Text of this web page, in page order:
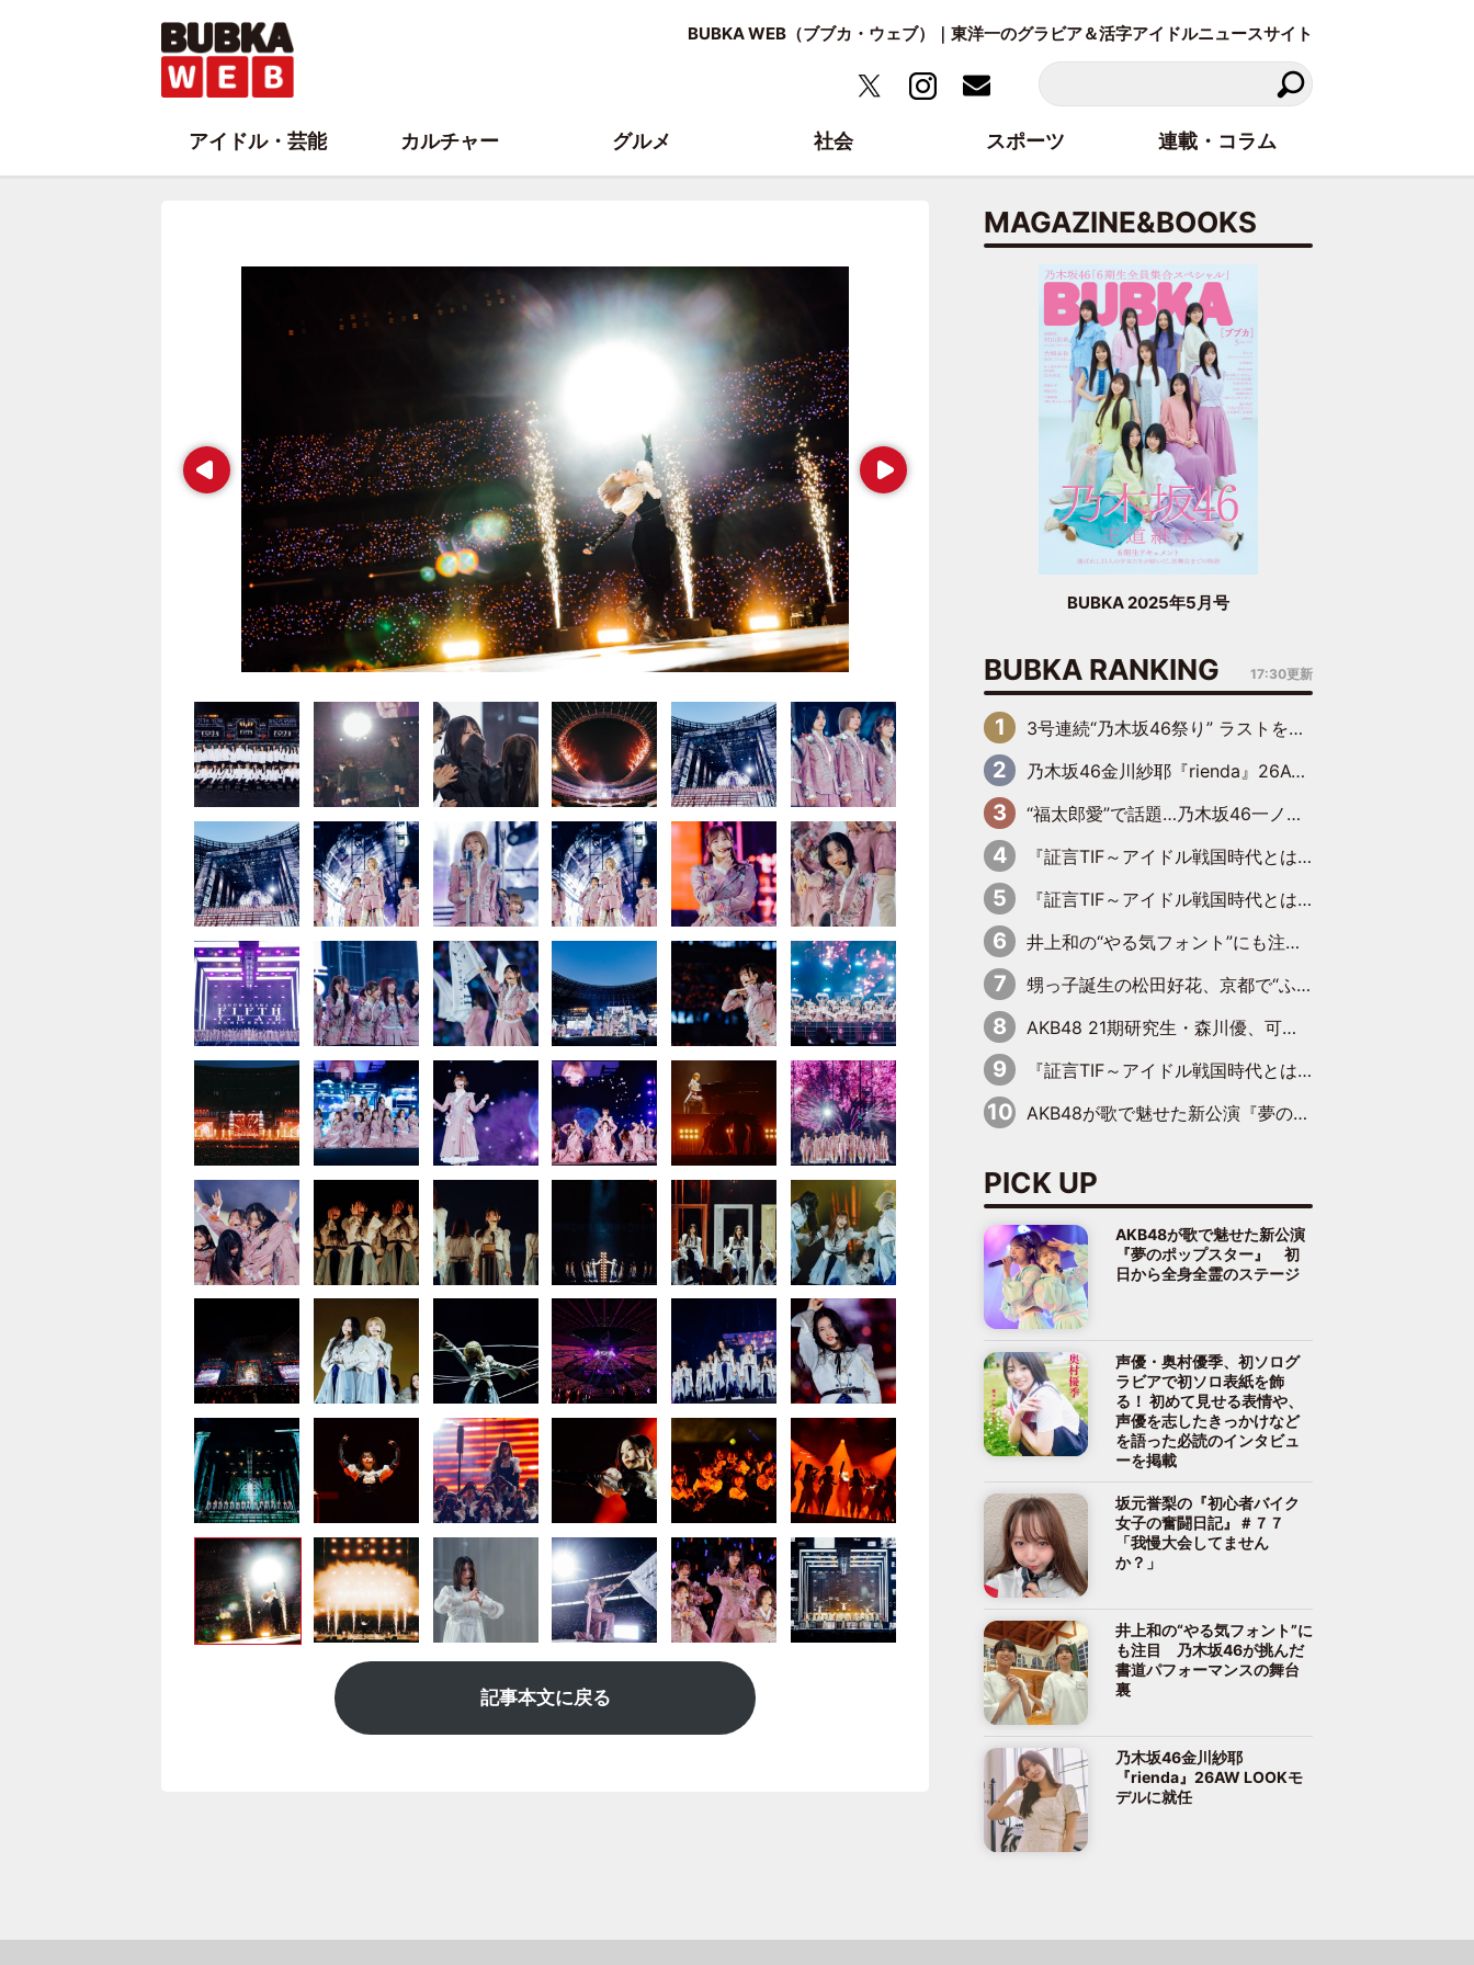
BUBKA WEB（ブブカ・ウェブ）｜東洋一のグラビア＆活字アイドルニュースサイト
Prev Next
記事本文に戻る
MAGAZINE&BOOKS
BUBKA 2025年5月号
BUBKA RANKING 17:30更新
3号連続“乃木坂46祭り” ラストを飾るのは賀喜遥香…5年ぶりの登場に「5年分大人になった私を見ていただけたら」
乃木坂46金川紗耶『rienda』26AW LOOKモデルに就任
“福太郎愛”で話題…乃木坂46一ノ瀬美空、地元福岡『めんべい25周年トップサポーター』に就任
『証言TIF～アイドル戦国時代とはなんだったのか～』第6回：でんぱ組.inc・古川未鈴×相沢梨紗「『ハロプロやりたかったな』って言ったら、夢眠ねむさんに『てめえはでんぱ組．incなんだよ！』って肩パンされて(笑)」
『証言TIF～アイドル戦国時代とはなんだったのか～』第11回：私立恵比寿中学・真山りか×安本彩花「TIFで10年ぶりのキョンシーメイクをしたら、場を完全に引かせてしまって。時代が変わったんだなって」
井上和の“やる気フォント”にも注目 乃木坂46が挑んだ書道パフォーマンスの舞台裏
甥っ子誕生の松田好花、京都で“ふたつの家族”をはしご！ “母”黒谷友香に見送られ、“父”松岡昌宏とはハシゴ酒
AKB48 21期研究生・森川優、可愛さもある大人の女性に
『証言TIF～アイドル戦国時代とはなんだったのか～』第10回：さくら学院・武藤彩未×飯田らうら「正直、中3で辞めるというのを信じてなくて。そう言われてはいたけど、嘘でしょって」
AKB48が歌で魅せた新公演『夢のポップスター』 初日から全身全霊のステージ
PICK UP
AKB48が歌で魅せた新公演
『夢のポップスター』 初
日から全身全霊のステージ
声優・奥村優季、初ソログ
ラビアで初ソロ表紙を飾
る！ 初めて見せる表情や、
声優を志したきっかけなど
を語った必読のインタビュ
ーを掲載
坂元誉梨の『初心者バイク
女子の奮闘日記』＃７７
「我慢大会してません
か？」
井上和の“やる気フォント”に
も注目 乃木坂46が挑んだ
書道パフォーマンスの舞台
裏
乃木坂46金川紗耶
『rienda』26AW LOOKモ
デルに就任
アイドル・芸能 カルチャー グルメ 社会 スポーツ 連載・コラム